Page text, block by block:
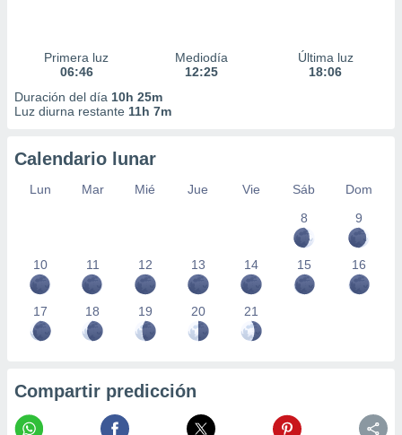
Primera luz
06:46
Mediodía
12:25
Última luz
18:06
Duración del día 10h 25m
Luz diurna restante 11h 7m
Calendario lunar
Lun Mar Mié Jue Vie Sáb
Dom
8
9
10 11 12 13 14 15 16
17 18 19 20 21
Compartir predicción